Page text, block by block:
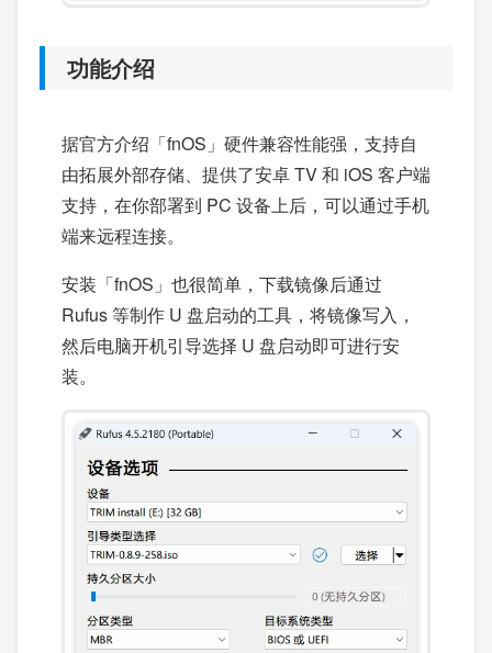
功能介绍
据官方介绍「fnOS」硬件兼容性能强，支持自
由拓展外部存储、提供了安卓 TV 和 iOS 客户端
支持，在你部署到 PC 设备上后，可以通过手机
端来远程连接。
安装「fnOS」也很简单，下载镜像后通过
Rufus 等制作 U 盘启动的工具，将镜像写入，
然后电脑开机引导选择 U 盘启动即可进行安
装。